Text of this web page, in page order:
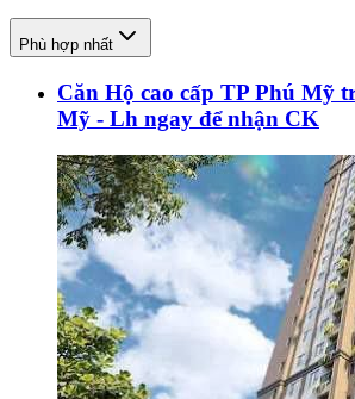
Phù hợp nhất
Căn Hộ cao cấp TP Phú Mỹ
Mỹ - Lh ngay để nhận CK